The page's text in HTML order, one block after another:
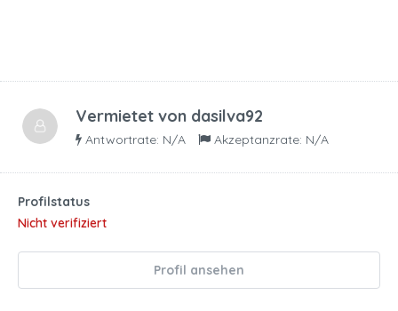
Vermietet von dasilva92
Antwortrate: N/A Akzeptanzrate: N/A
Profilstatus
Nicht verifiziert
Profil ansehen